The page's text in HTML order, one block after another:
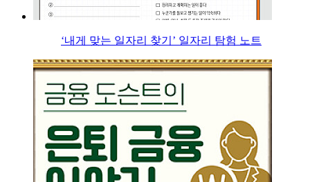
‘내게 맞는 일자리 찾기’ 일자리 탐험 노트